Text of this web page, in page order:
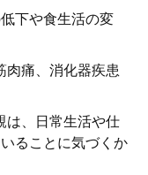
下や食生活の変
肉痛、消化器疾患
は、日常生活や仕
ることに気づくか